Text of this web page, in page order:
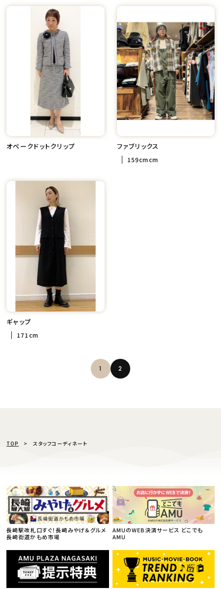
オペークドットクリップ ファブリックス
159cmcm
ギャップ
171cm
1 2
TOP スタッフコーディネート
長崎駅改札口すぐ！長崎みやげ＆グルメ
長崎街道かもめ市場
AMUのWEB決済サービス どこでも
AMU